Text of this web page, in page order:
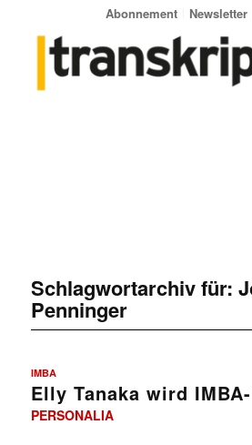
Abonnement Newsletter
Schlagwortarchiv für:
Penninger
IMBA
Elly Tanaka wird
PERSONALIA